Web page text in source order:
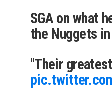
SGA on what
the Nuggets
"Their